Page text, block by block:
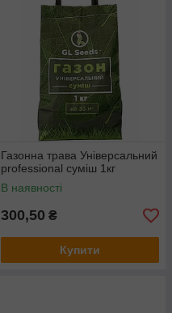
Газонна трава Універсальний
рrofessional суміш 1кг
В наявності
300,50 ₴
Купити